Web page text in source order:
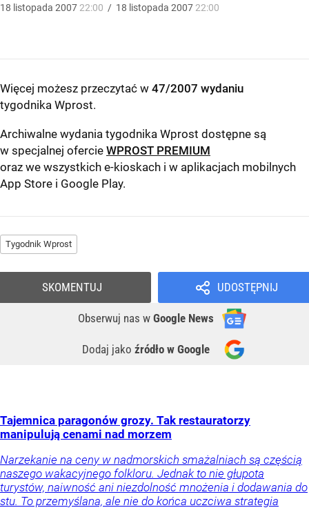
18 listopada 2007 22:00 / 18 listopada 2007 22:00
Więcej możesz przeczytać w 47/2007 wydaniu
tygodnika Wprost.
Archiwalne wydania tygodnika Wprost dostępne są
w specjalnej ofercie WPROST PREMIUM
oraz we wszystkich e-kioskach i w aplikacjach mobilnych
App Store i Google Play.
Tygodnik Wprost
UDOSTĘPNIJ
Obserwuj nas w Google News
Dodaj jako źródło w Google
SKOMENTUJ
Tajemnica paragonów grozy. Tak restauratorzy
manipulują cenami nad morzem
Narzekanie na ceny w nadmorskich smażalniach są częścią
naszego wakacyjnego folkloru. Jednak to nie głupota
turystów, naiwność ani niezdolność mnożenia i dodawania do
stu. To przemyślana, ale nie do końca uczciwa strategia